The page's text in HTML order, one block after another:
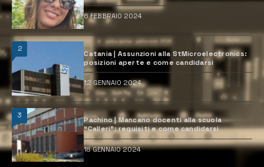
6 FEBBRAIO 2024
2
Catania | Assunzioni alla StMicroelectronics:
posizioni aperte e come candidarsi
12 GENNAIO 2024
3
Pachino | Mancano docenti alla scuola
“Calleri”: requisiti e come candidarsi
18 GENNAIO 2024